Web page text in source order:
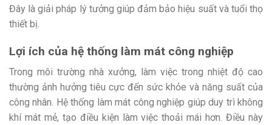
Đây là giải pháp lý tưởng giúp đảm bảo hiệu suất và tuổi thọ
thiết bị.
Lợi ích của hệ thống làm mát công nghiệp
Trong môi trường nhà xưởng, làm việc trong nhiệt độ cao
thường ảnh hưởng tiêu cực đến sức khỏe và năng suất của
công nhân. Hệ thống làm mát công nghiệp giúp duy trì không
khí mát mẻ, tạo điều kiện làm việc thoải mái hơn. Điều này